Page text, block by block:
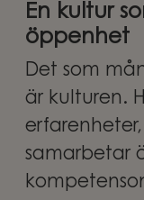
En kultur
öppenhet
Det som
är kulturen.
samarbetar